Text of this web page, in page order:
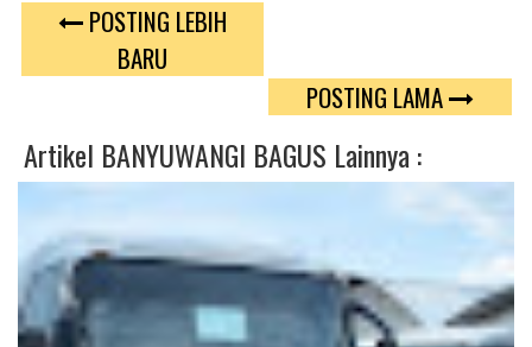
E
T
L
L
POSTING LEBIH
BARU
POSTING LAMA
Artikel BANYUWANGI BAGUS Lainnya :